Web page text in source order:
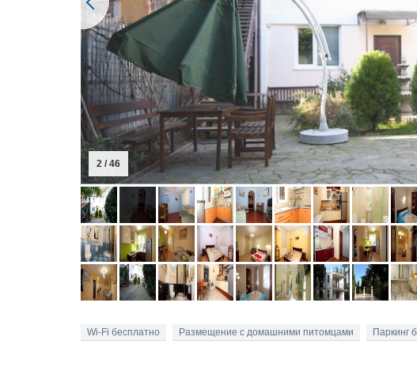
2 / 46
Wi-Fi бесплатно Размещение с домашними питомцами Паркинг